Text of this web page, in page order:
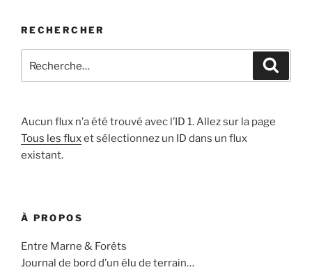
RECHERCHER
pour
Aucun flux n’a été trouvé avec l’ID 1. Allez sur la page
Tous les fluxet sélectionnez un ID dans un flux
existant.
À PROPOS
Entre Marne & Forêts
Journal de bord d’un élu de terrain…